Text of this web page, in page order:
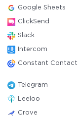
Google Sheets
ClickSend
Slack
Intercom
Constant Contact
Telegram
Leeloo
Crove